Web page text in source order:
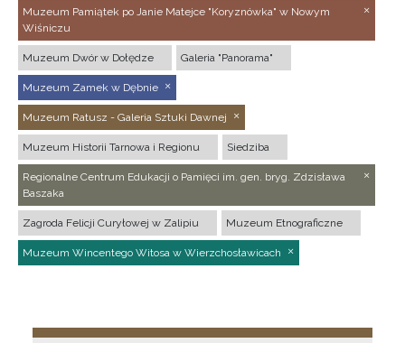
Muzeum Pamiątek po Janie Matejce "Koryznówka" w Nowym
Wiśniczu
Muzeum Dwór w Dołędze Galeria "Panorama"
Muzeum Zamek w Dębnie
Muzeum Ratusz - Galeria Sztuki Dawnej
Muzeum Historii Tarnowa i Regionu Siedziba
Regionalne Centrum Edukacji o Pamięci im. gen. bryg. Zdzisława
Baszaka
Zagroda Felicji Curyłowej w Zalipiu Muzeum Etnograficzne
Muzeum Wincentego Witosa w Wierzchosławicach